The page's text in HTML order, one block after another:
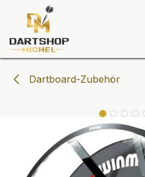
Zum Inhalt springen
Dartboard-Zubehör